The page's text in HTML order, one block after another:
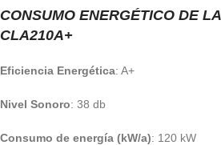
CONSUMO ENERGÉTICO DE
CLA210A+
Eficiencia Energética: A+
Nivel Sonoro: 38 db
Consumo de energía (kW/a): 120 kW